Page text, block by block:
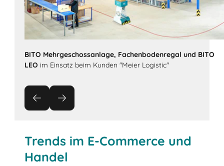
BITO Mehrgeschossanlage, Fachenbodenregal und BITO
LEO im Einsatz beim Kunden "Meier Logistic"
Trends im E-Commerce und
Handel